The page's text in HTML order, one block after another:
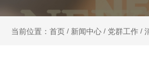
当前位置：首页 / 新闻中心 / 党群工作 /